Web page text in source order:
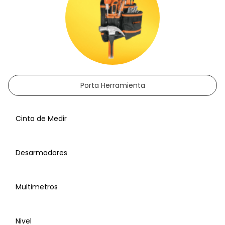
Porta Herramienta
Cinta de Medir
Desarmadores
Multimetros
Nivel